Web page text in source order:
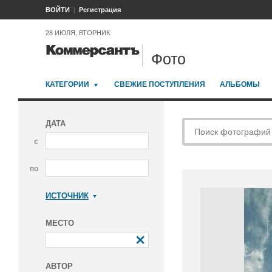
ВОЙТИ Регистрация
28 ИЮЛЯ, ВТОРНИК
Фото
КАТЕГОРИИ СВЕЖИЕ ПОСТУПЛЕНИЯ АЛЬБОМЫ
ДАТА
с
по
ИСТОЧНИК
МЕСТО
АВТОР